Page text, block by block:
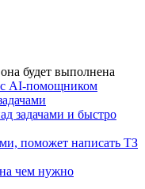
будет выполнена
с AI-помощником
задачами и быстро
поможет написать ТЗ
чем нужно